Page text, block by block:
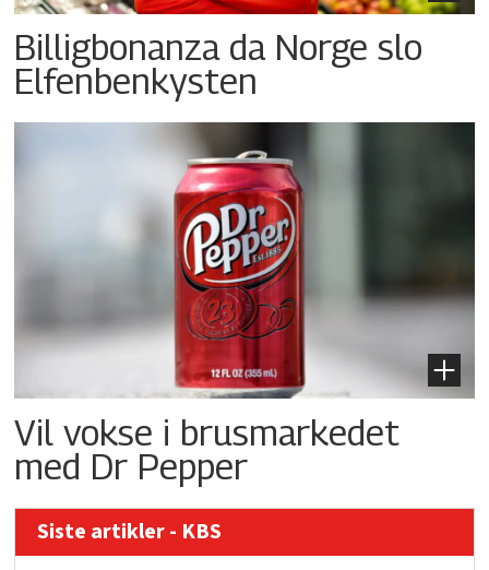
Billigbonanza da Norge slo
Elfenbenkysten
Vil vokse i brusmarkedet
med Dr Pepper
Siste artikler - KBS